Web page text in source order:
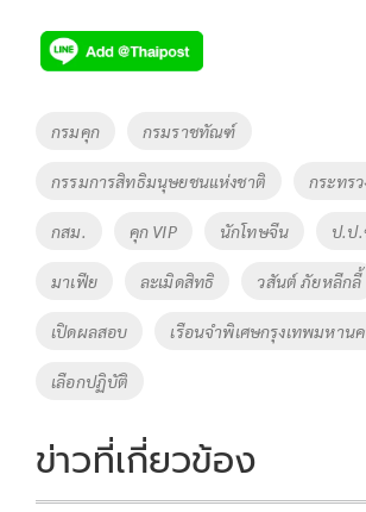
e
b
o
k
tt
er
p
y
Li
k
Tags
กรมคุก กรมราชทัณฑ์
กรรมการสิทธิมนุษยชนแห่งชาติ กระทร
กสม. คุก VIP นักโทษจีน ป.ป.
มาเฟีย ละเมิดสิทธิ วสันต์ ภัยหลีกลี้
เปิดผลสอบ เรือนจำพิเศษกรุงเทพมหาน
เลือกปฏิบัติ
ข่าวที่เกี่ยวข้อง